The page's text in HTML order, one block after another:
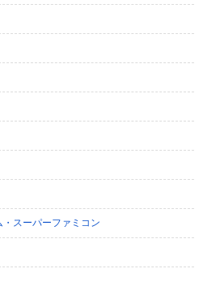
スーパーファミコン